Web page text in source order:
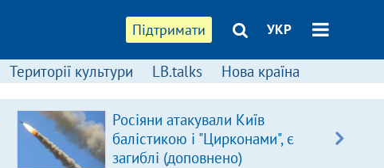
Підтримати УКР
Території культури LB.talks Нова країна
Росіяни атакували Київ
балістикою і "Цирконами", є
загиблі (доповнено)